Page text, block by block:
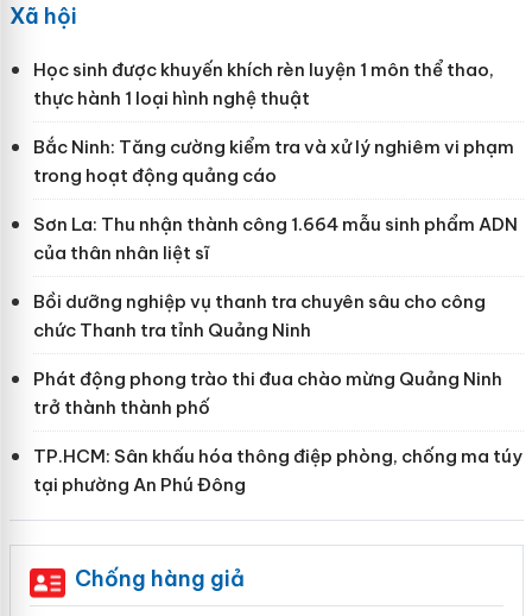
Xã hội
Học sinh được khuyến khích rèn luyện 1 môn thể thao,
thực hành 1 loại hình nghệ thuật
Bắc Ninh: Tăng cường kiểm tra và xử lý nghiêm vi phạm
trong hoạt động quảng cáo
Sơn La: Thu nhận thành công 1.664 mẫu sinh phẩm ADN
của thân nhân liệt sĩ
Bồi dưỡng nghiệp vụ thanh tra chuyên sâu cho công
chức Thanh tra tỉnh Quảng Ninh
Phát động phong trào thi đua chào mừng Quảng Ninh
trở thành thành phố
TP.HCM: Sân khấu hóa thông điệp phòng, chống ma túy
tại phường An Phú Đông
Chống hàng giả